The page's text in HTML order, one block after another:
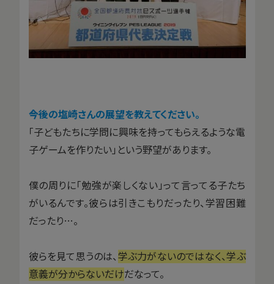
――今後の塩崎さんの展望を教えてください。
「子どもたちに学問に興味を持ってもらえるような電
子ゲームを作りたい」という野望があります。
僕の周りに「勉強が楽しくない」って言ってる子たち
がいるんです。彼らは引きこもりだったり、学習困難
だったり…。
彼らを見て思うのは、 学ぶ力がないのではなく、学ぶ
意義が分からないだけだなって。